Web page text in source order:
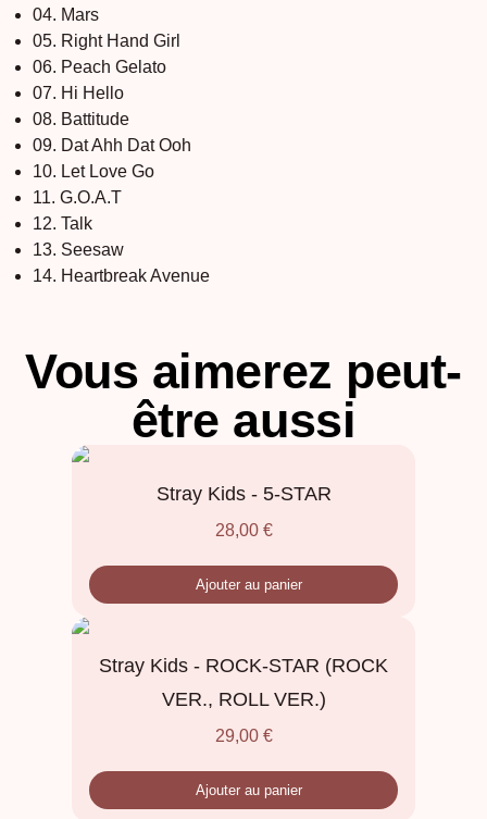
04. Mars
05. Right Hand Girl
06. Peach Gelato
07. Hi Hello
08. Battitude
09. Dat Ahh Dat Ooh
10. Let Love Go
11. G.O.A.T
12. Talk
13. Seesaw
14. Heartbreak Avenue
Vous aimerez peut-
être aussi
Stray Kids - 5-STAR
28,00 €
Ajouter au panier
Stray Kids - ROCK-STAR (ROCK
VER., ROLL VER.)
29,00 €
Ajouter au panier